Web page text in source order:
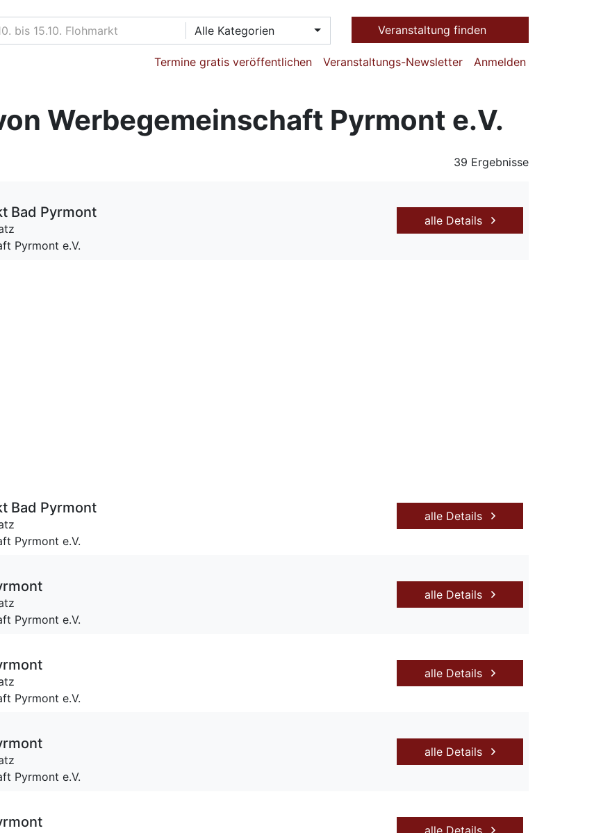
Alle Kategorien Veranstaltung finden
Termine gratis veröffentlichen Veranstaltungs-Newsletter Anmelden
Werbegemeinschaft Pyrmont e.V.
39 Ergebnisse
Bad Pyrmont
Pyrmont e.V.
alle Details
Bad Pyrmont
Pyrmont e.V.
alle Details
Pyrmont e.V.
alle Details
Pyrmont e.V.
alle Details
Pyrmont e.V.
alle Details